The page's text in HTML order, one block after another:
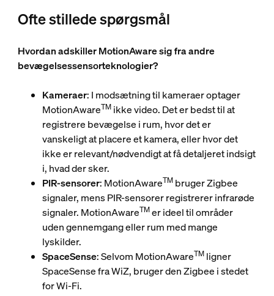
Ofte stillede spørgsmål
Hvordan adskiller MotionAware sig fra andre
bevægelsessensorteknologier?
Kameraer: I modsætning til kameraer optager
MotionAwareTMikke video. Det er bedst til at
registrere bevægelse i rum, hvor det er
vanskeligt at placere et kamera, eller hvor det
ikke er relevant/nødvendigt at få detaljeret indsigt
i, hvad der sker.
PIR-sensorer: MotionAwareTMbruger Zigbee
signaler, mens PIR-sensorer registrerer infrarøde
signaler. MotionAwareTMer ideel til områder
uden gennemgang eller rum med mange
lyskilder.
SpaceSense: Selvom MotionAwareTMligner
SpaceSense fra WiZ, bruger den Zigbee i stedet
for Wi-Fi.